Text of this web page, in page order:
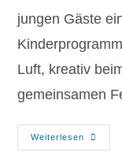
jungen Gäste
Luft, kreativ
gemeinsamen
Weiterlesen